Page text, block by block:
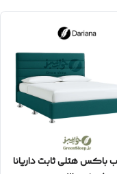
باکس هتلی ثابت داریانا